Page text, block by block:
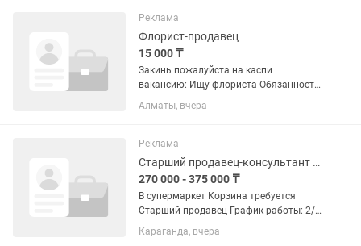
стажировка, имеется развозка...
Реклама
Флорист-продавец
15 000 ₸
Закинь пожалуйста на каспи
вакансию: Ищу флориста Обязанности:
- сборка букетов и композиций -
оформление витрины - поддержание
Алматы, вчера
Реклама
Старший продавец-консультант напитки
270 000 - 375 000 ₸
В супермаркет Корзина требуется
Старший продавец График работы: 2/2
Адрес: ул. Язева, 14/1 Что нужно
делать: • Руководство персоналом
Караганда, вчера